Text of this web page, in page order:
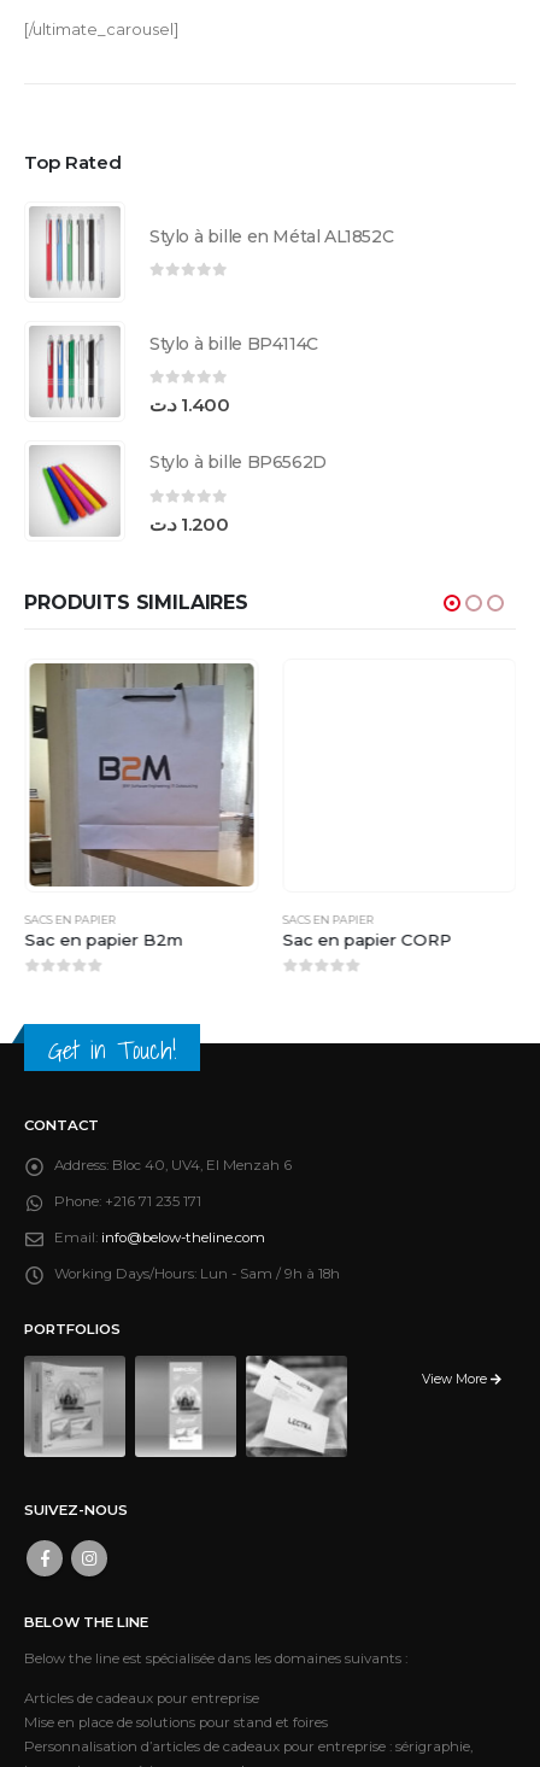
[/ultimate_carousel]
Top Rated
Stylo à bille en Métal AL1852C
Stylo à bille BP4114C
sur 51.400 د.ت
Stylo à bille BP6562D
sur 51.200 د.ت
PRODUITS SIMILAIRES
SACS EN PAPIER
Sac en papier B2m
SACS EN PAPIER
Sac en papier CORP
Get in Touch!
CONTACT
Address: Bloc 40, UV4, El Menzah 6
Phone: +216 71 235 171
Email: info@below-theline.com
Working Days/Hours: Lun - Sam / 9h à 18h
PORTFOLIOS
View More
SUIVEZ-NOUS
BELOW THE LINE
Below the line est spécialisée dans les domaines suivants :
Articles de cadeaux pour entreprise
Mise en place de solutions pour stand et foires
Personnalisation d’articles de cadeaux pour entreprise : sérigraphie,